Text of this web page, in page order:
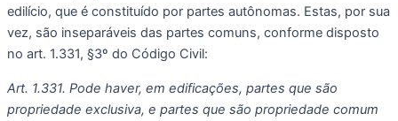
edilício, que é constituído por partes autônomas. Estas, por sua
vez, são inseparáveis das partes comuns, conforme disposto
no art. 1.331, §3º do Código Civil:
Art. 1.331. Pode haver, em edificações, partes que são
propriedade exclusiva, e partes que são propriedade comum